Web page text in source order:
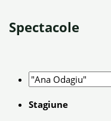
Spectacole
Stagiune